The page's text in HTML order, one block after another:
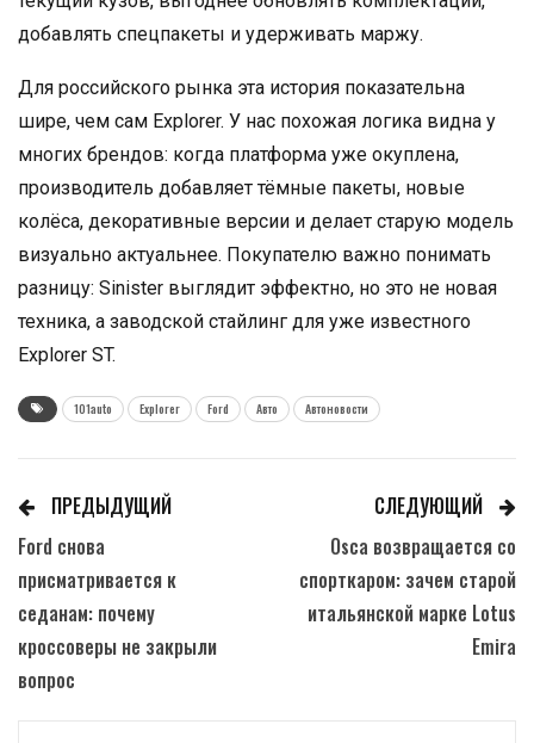
добавлять спецпакеты и удерживать маржу.
Для российского рынка эта история показательна
шире, чем сам Explorer. У нас похожая логика видна у
многих брендов: когда платформа уже окуплена,
производитель добавляет тёмные пакеты, новые
колёса, декоративные версии и делает старую модель
визуально актуальнее. Покупателю важно понимать
разницу: Sinister выглядит эффектно, но это не новая
техника, а заводской стайлинг для уже известного
Explorer ST.
101auto Explorer Ford Авто Автоновости
ПРЕДЫДУЩИЙ
Ford снова
присматривается к
седанам: почему
кроссоверы не закрыли
вопрос
СЛЕДУЮЩИЙ
Osca возвращается со
спорткаром: зачем старой
итальянской марке Lotus
Emira